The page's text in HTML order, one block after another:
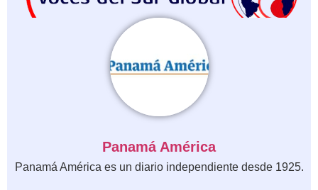
Panamá América
Panamá América es un diario independiente desde 1925.